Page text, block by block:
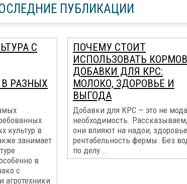
ПУБЛИКАЦИИ
С
РАЗНЫХ
культур в
занимает
в
с
агротехники
ПОЧЕМУ СТОИТ
ИСПОЛЬЗОВАТЬ
ДОБАВКИ ДЛЯ КРС:
МОЛОКО, ЗДОРОВЬЕ И
ВЫГОДА
Добавки для КРС — это не
необходимость.
они влияют на надои,
рентабельность фермы. Без
по делу...